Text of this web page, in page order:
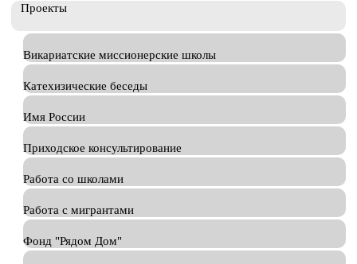
Проекты
Викариатские миссионерские школы
Катехизические беседы
Имя России
Приходское консультирование
Работа со школами
Работа с мигрантами
Фонд "Рядом Дом"